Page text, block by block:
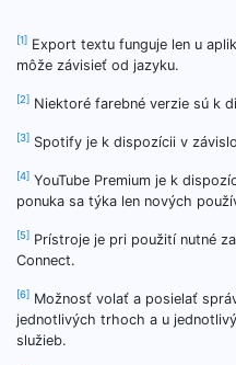
[1] Export textu funguje len u
môže závisieť od jazyku.
[2] Niektoré farebné verzie sú k
[3] Spotify je k dispozícii v
[4] YouTube Premium je k
ponuka sa týka len nových
[5] Prístroje je pri použití nutné
Connect.
[6] Možnosť volať a posielať
jednotlivých trhoch a u
služieb.